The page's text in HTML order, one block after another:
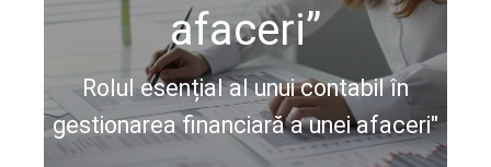
afaceri”
Rolul esențial al unui contabil în
gestionarea financiară a unei afaceri"